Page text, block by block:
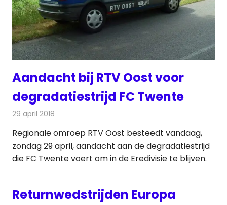
Aandacht bij RTV Oost voor
degradatiestrijd FC Twente
29 april 2018
Regionale omroep RTV Oost besteedt vandaag,
zondag 29 april, aandacht aan de degradatiestrijd
die FC Twente voert om in de Eredivisie te blijven.
Returnwedstrijden Europa